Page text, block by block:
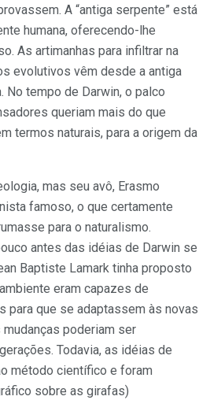
A “antiga serpente” está
humana, oferecendo-lhe
As artimanhas para infiltrar na
evolutivos vêm desde a antiga
No tempo de Darwin, o palco
queriam mais do que
termos naturais, para a origem da
mas seu avô, Erasmo
famoso, o que certamente
para o naturalismo.
antes das idéias de Darwin se
Baptiste Lamark tinha proposto
eram capazes de
para que se adaptassem às novas
poderiam ser
Todavia, as idéias de
método científico e foram
sobre as girafas)